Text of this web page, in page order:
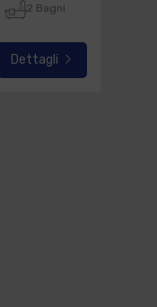
2 Bagni
Dettagli